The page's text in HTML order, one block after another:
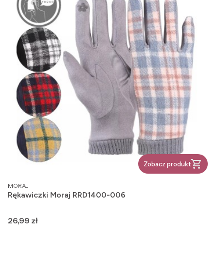
Zobacz produkt
PRODUCENT
MORAJ
Rękawiczki Moraj RRD1400-006
Cena
26,99 zł